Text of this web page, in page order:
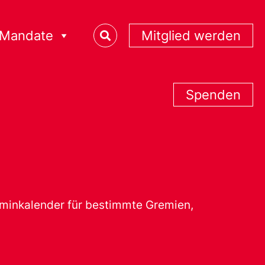
Mandate Mitglied werden
Spenden
für bestimmte Gremien,